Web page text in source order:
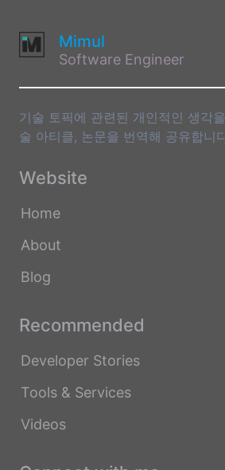
Mimul
Software Engineer
기술 토픽에 관련된 개인적인 생각
술 아티클, 논문을 번역해 공유합니
Website
Home
About
Blog
Recommended
Developer Stories
Tools & Services
Videos